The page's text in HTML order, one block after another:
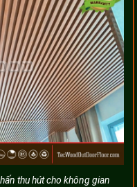
thu hút cho không gian